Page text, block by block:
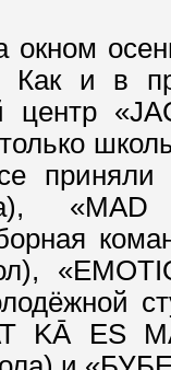
окном
Как и в
центр
KĀ ES